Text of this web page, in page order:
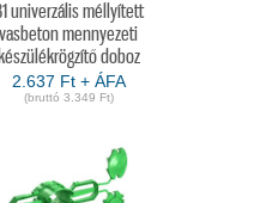
univerzális méllyített
vasbeton mennyezeti
doboz
2.637 Ft + ÁFA
(bruttó 3.349 Ft)